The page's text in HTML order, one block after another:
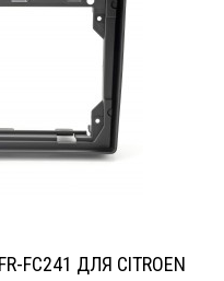
FC241 ДЛЯ CITROEN